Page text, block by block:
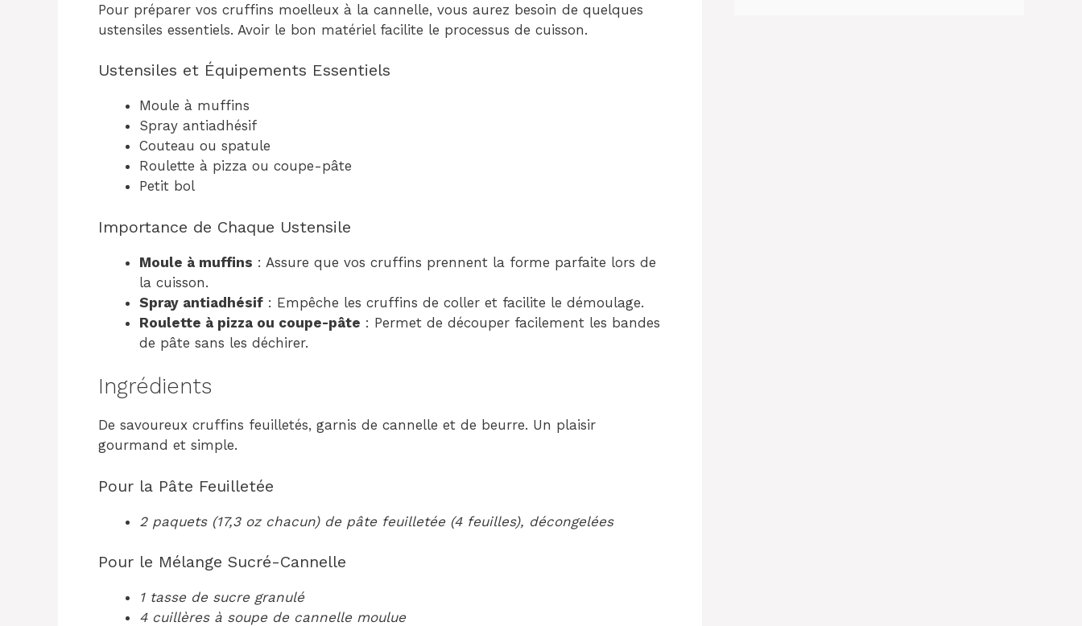
Pour préparer vos cruffins moelleux à la cannelle, vous aurez besoin de quelques
ustensiles essentiels. Avoir le bon matériel facilite le processus de cuisson.
Ustensiles et Équipements Essentiels
Moule à muffins
Spray antiadhésif
Couteau ou spatule
Roulette à pizza ou coupe-pâte
Petit bol
Importance de Chaque Ustensile
Moule à muffins : Assure que vos cruffins prennent la forme parfaite lors de
la cuisson.
Spray antiadhésif : Empêche les cruffins de coller et facilite le démoulage.
Roulette à pizza ou coupe-pâte : Permet de découper facilement les bandes
de pâte sans les déchirer.
Ingrédients
De savoureux cruffins feuilletés, garnis de cannelle et de beurre. Un plaisir
gourmand et simple.
Pour la Pâte Feuilletée
2 paquets (17,3 oz chacun) de pâte feuilletée (4 feuilles), décongelées
Pour le Mélange Sucré-Cannelle
1 tasse de sucre granulé
4 cuillères à soupe de cannelle moulue